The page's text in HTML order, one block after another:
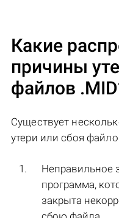
Какие
причины
файлов .MID
Существует
утери или сбоя
Неправильное
программа,
закрыта